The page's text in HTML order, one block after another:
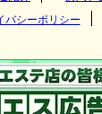
る場所とし
型のエステ
バシーポリシー